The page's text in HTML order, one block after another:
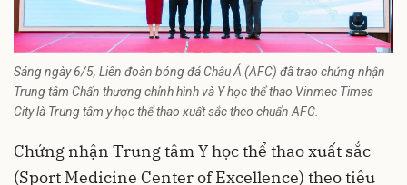
Sáng ngày 6/5, Liên đoàn bóng đá Châu Á (AFC) đã trao chứng nhận
Trung tâm Chấn thương chỉnh hình và Y học thể thao Vinmec Times
City là Trung tâm y học thể thao xuất sắc theo chuẩn AFC.
Chứng nhận Trung tâm Y học thể thao xuất sắc
(Sport Medicine Center of Excellence) theo tiêu